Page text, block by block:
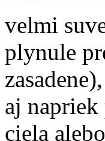
velmi
plynule
aj napriek
ciela